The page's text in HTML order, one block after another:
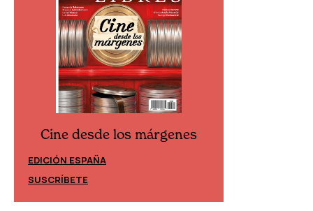
Cine desde los márgenes
EDICIÓN ESPAÑA
SUSCRÍBETE